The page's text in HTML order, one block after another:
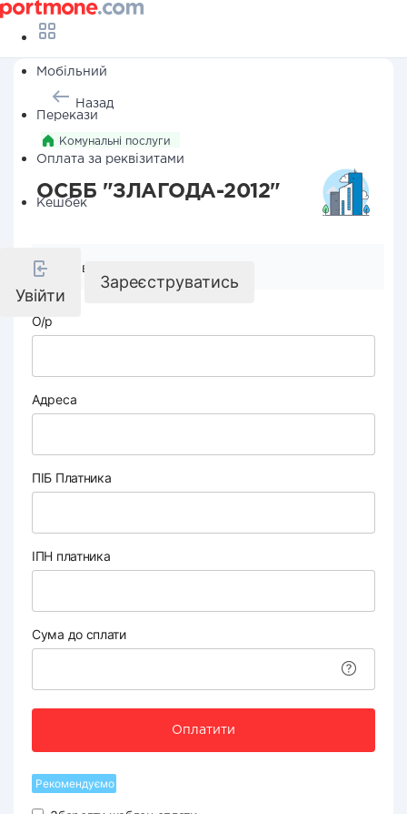
Мобільний
Перекази
Оплата за реквізитами
Кешбек
Увійти
Зареєструватись
Назад
Комунальні послуги
ОСББ "ЗЛАГОДА-2012"
Реквізити компанії
О/р
Адреса
ПІБ Платника
ІПН платника
Сума до сплати
Оплатити
Рекомендуємо